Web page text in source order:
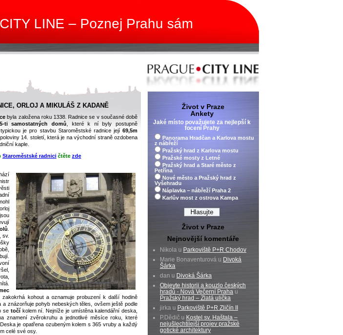
LINE – Poznej Prahu sám
ORLOJ A MIKULÁŠ Z KADANĚ
byla založena roku 1338. Radnice se v současné době
5-ti samostatných domů , které k ní byly postupně
je pro stavbu Staroměstské radnice její 69,5m
14. století, která je na východní straně ozdobena
kaple.
Staroměstské radnici čtěte zde
sv.
kohout a oznamuje probuzení k další hodině
znázorňuje pohyb nebeských těles, ovšem ještě podle
se točíkolem ní. Nejníže je umístěna kalendářní deska,
znamení zvěrokruhu a jednotlivé měsíce roku, které
je opatřena ozubeným kolem s 365 vruby a každý
celé své osy.
Život v Praze
Ankety
Jaké místo považujete za nejlepší k
focení Prahy
Panorama Hradčan a Karlova mostu
z nábřeží
Pražský hrad z Karlova mostu
Pražské mosty z Letné
Pražský hrad a Staré město z
Petřína
Nové město a Pražský hrad z
Vyšehradu
Náplavka – nábřeží Praha 2
Karlův most z ostrova Kampa
Život v Praze
Nejnovější komentáře
Nikola u Parkoviště P+R Chodov
Marie Bonaventurová u Divoká
Šárka
dan u Divoká Šárka
Objevte historii a kouzlo českých
hradů - Nová Večerní Praha u
Pražský hrad – Zlatá ulička
jirka u Parkoviště P+R Zličín II
P.Dědič u Kostel sv. Haštala –
nejušlechtilejší projev pražské
gotické architektury